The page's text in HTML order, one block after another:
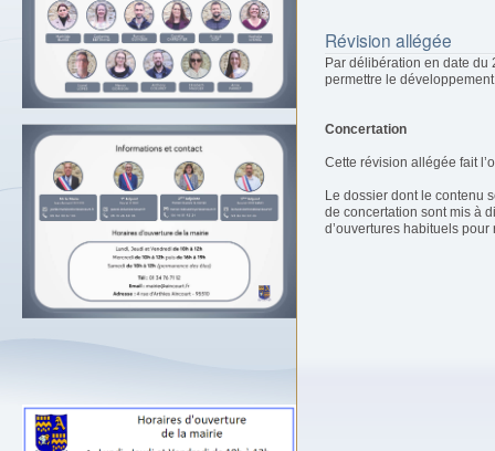
Révision allégée
Par délibération en date
permettre le
Concertation
Cette révision allégée fait
Le dossier dont le contenu
de concertation sont mis à
d’ouvertures habituels